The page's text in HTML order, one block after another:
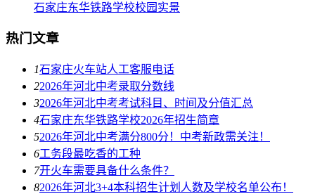
石家庄东华铁路学校校园实景
热门文章
1石家庄火车站人工客服电话
22026年河北中考录取分数线
32026年河北中考考试科目、时间及分值汇总
4石家庄东华铁路学校2026年招生简章
52026年河北中考满分800分！中考新政需关注！
6工务段最吃香的工种
7开火车需要具备什么条件？
82026年河北3+4本科招生计划人数及学校名单公布！